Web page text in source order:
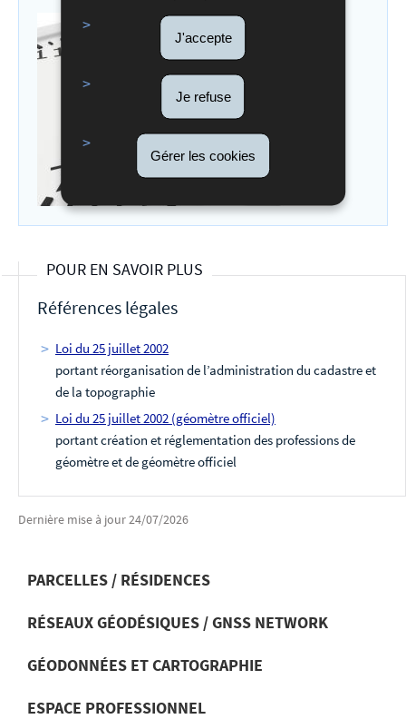
J'accepte
Je refuse
Gérer les cookies
POUR EN SAVOIR PLUS
Références légales
Loi du 25 juillet 2002
portant réorganisation de l’administration du cadastre et
de la topographie
Loi du 25 juillet 2002 (géomètre officiel)
portant création et réglementation des professions de
géomètre et de géomètre officiel
Dernière mise à jour24/07/2026
MENU
DE
NAVIGATION
PARCELLES / RÉSIDENCES
RÉSEAUX GÉODÉSIQUES / GNSS NETWORK
GÉODONNÉES ET CARTOGRAPHIE
ESPACE PROFESSIONNEL